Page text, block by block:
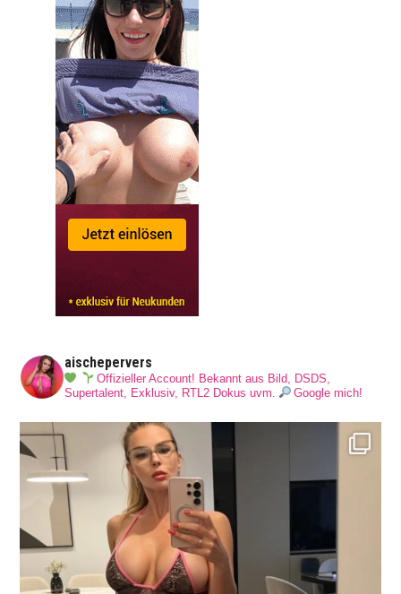
aischepervers
Offizieller Account! Bekannt aus Bild, DSDS,
Supertalent, Exklusiv, RTL2 Dokus uvm.
Google mich!